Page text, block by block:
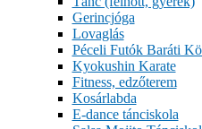
Gerincjóga
Lovaglás
Péceli Futók Baráti
Kyokushin Karate
Fitness, edzőterem
Kosárlabda
E-dance tánciskola